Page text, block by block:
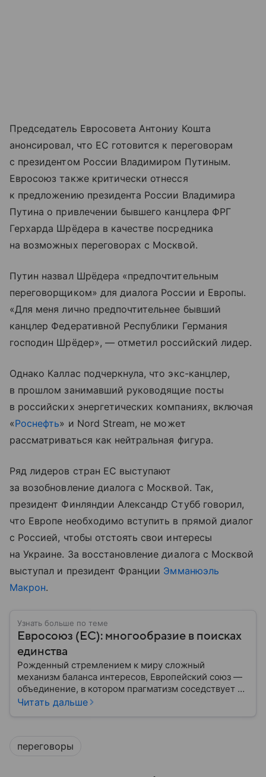
Председатель Евросовета Антониу Кошта
анонсировал, что ЕС готовится к переговорам
с президентом России Владимиром Путиным.
Евросоюз также критически отнесся
к предложению президента России Владимира
Путина о привлечении бывшего канцлера ФРГ
Герхарда Шрёдера в качестве посредника
на возможных переговорах с Москвой.
Путин назвал Шрёдера «предпочтительным
переговорщиком» для диалога России и Европы.
«Для меня лично предпочтительнее бывший
канцлер Федеративной Республики Германия
господин Шрёдер», — отметил российский лидер.
Однако Каллас подчеркнула, что экс-канцлер,
в прошлом занимавший руководящие посты
в российских энергетических компаниях, включая
«Роснефть» и Nord Stream, не может
рассматриваться как нейтральная фигура.
Ряд лидеров стран ЕС выступают
за возобновление диалога с Москвой. Так,
президент Финляндии Александр Стубб говорил,
что Европе необходимо вступить в прямой диалог
с Россией, чтобы отстоять свои интересы
на Украине. За восстановление диалога с Москвой
выступал и президент Франции Эмманюэль
Макрон.
Узнать больше по теме
Евросоюз (ЕС): многообразие в поисках
единства
Рожденный стремлением к миру сложный
механизм баланса интересов, Европейский союз —
объединение, в котором прагматизм соседствует с
идеализмом. Амбициозный проект превратил
Читать дальше
переговоры